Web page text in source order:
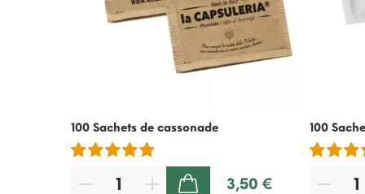
100 Sachets de cassonade
3,50 €
100